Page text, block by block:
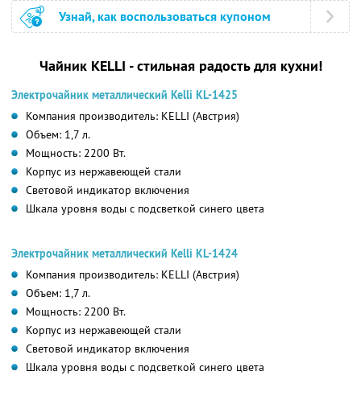
Узнай, как воспользоваться купоном
Чайник KELLI - стильная радость для кухни!
Электрочайник металлический Kelli KL-1425
Компания производитель: KELLI (Австрия)
Объем: 1,7 л.
Мощность: 2200 Вт.
Корпус из нержавеющей стали
Световой индикатор включения
Шкала уровня воды с подсветкой синего цвета
Электрочайник металлический Kelli KL-1424
Компания производитель: KELLI (Австрия)
Объем: 1,7 л.
Мощность: 2200 Вт.
Корпус из нержавеющей стали
Световой индикатор включения
Шкала уровня воды с подсветкой синего цвета